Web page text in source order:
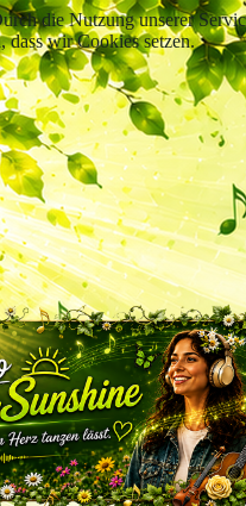
die Nutzung unserer
dass wir Cookies setzen.